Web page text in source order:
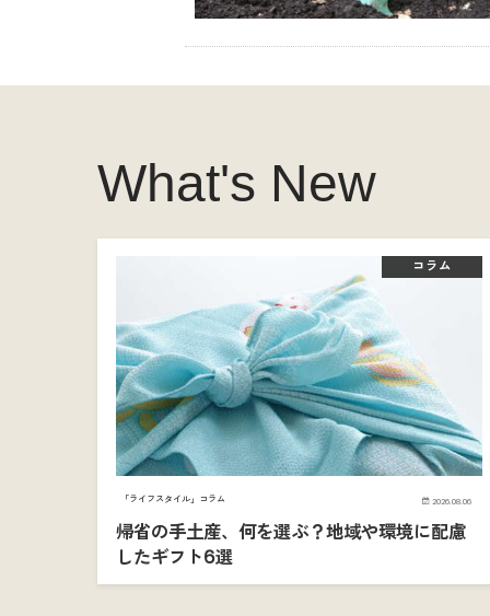
What's New
コラム
「ライフスタイル」コラム 2026.08.06
帰省の手土産、何を選ぶ？地域や環境に配慮
したギフト6選